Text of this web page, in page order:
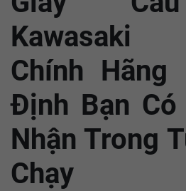
Kawasaki
Chính
Định Bạn Có
Nhận Trong
Chạy